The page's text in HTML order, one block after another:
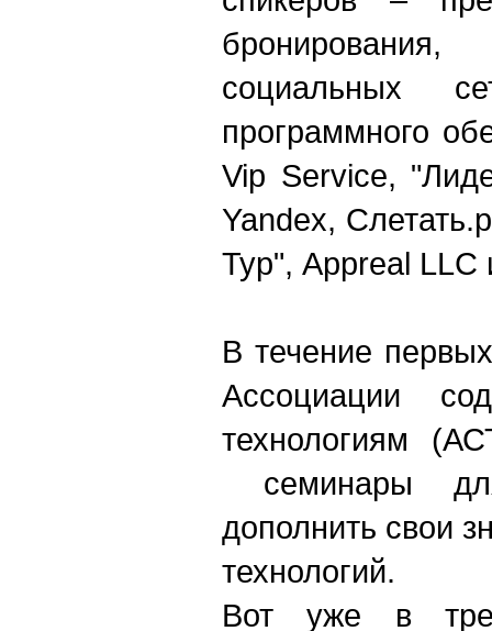
бронирования,
социальных
программного
Vip Service,
Yandex,
Тур", Appreal LLC
В течение
Ассоциации
технологиям
cеминары
дополнить свои
технологий.
Вот уже в